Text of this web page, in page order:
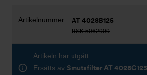
AT 4028B125
RSK 5062909
Artikeln har utgått
Ersätts av Smutsfilter AT 4028C125